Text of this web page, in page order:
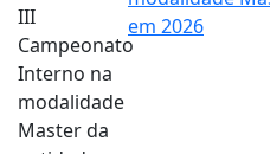
em 2026